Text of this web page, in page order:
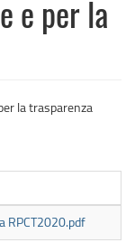
e per la
la trasparenza
RPCT2020.pdf